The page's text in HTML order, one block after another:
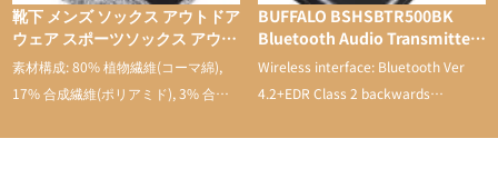
靴下 メンズ ソックス アウトドア
ウェア スポーツソックス アウト
ドアソックス トレッキング スポ
ーツ 登山用 靴下 通気性 吸汗速
乾 抗菌防臭 抗菌 蒸れない メン
素材構成: 80% 植物繊維(コーマ綿),
17% 合成繊維(ポリアミド), 3% 合成
BUFFALO BSHSBTR500BK
Bluetooth Audio Transmitter
& Receiver with Low Latency
Wireless interface: Bluetooth Ver
4.2+EDR Class 2 backwards